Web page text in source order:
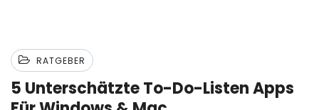
RATGEBER
5 Unterschätzte To-Do-Listen Apps